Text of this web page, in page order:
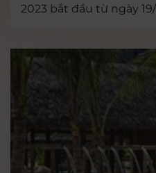
2023 bắt đầu từ ngày